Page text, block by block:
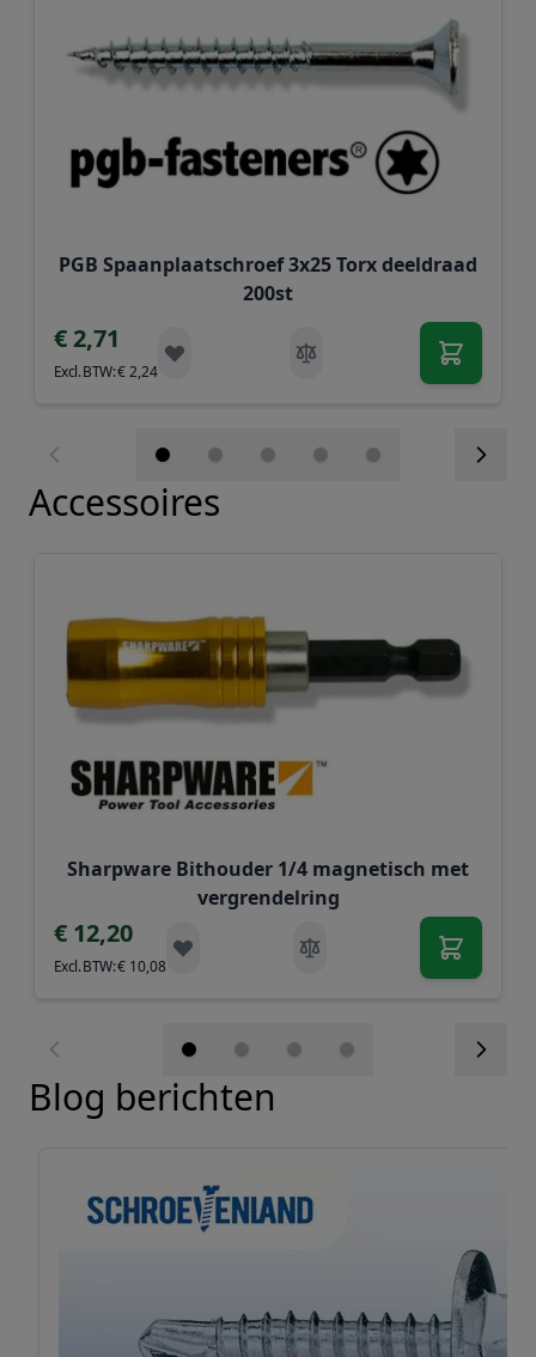
PGB Spaanplaatschroef 3x25 Torx deeldraad
200st
€ 2,71
€ 2,24
Accessoires
Sharpware Bithouder 1/4 magnetisch met
vergrendelring
€ 12,20
€ 10,08
Blog berichten